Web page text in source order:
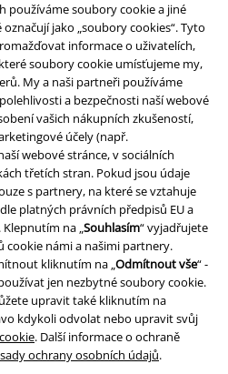
používáme soubory cookie a jiné
jako „soubory cookies“. Tyto
informace o uživatelích,
soubory cookie umísťujeme my,
My a naši partneři používáme
a bezpečnosti naší webové
vašich nákupních zkušeností,
účely (např.
webové stránce, v sociálních
třetích stran. Pokud jsou údaje
s partnery, na které se vztahuje
platných právních předpisů EU a
na „Souhlasím“ vyjadřujete
cookie námi a našimi partnery.
kliknutím na „Odmítnout vše“ -
jen nezbytné soubory cookie.
upravit také kliknutím na
kdykoli odvolat nebo upravit svůj
. Další informace o ochraně
ochrany osobních údajů.
prostředí